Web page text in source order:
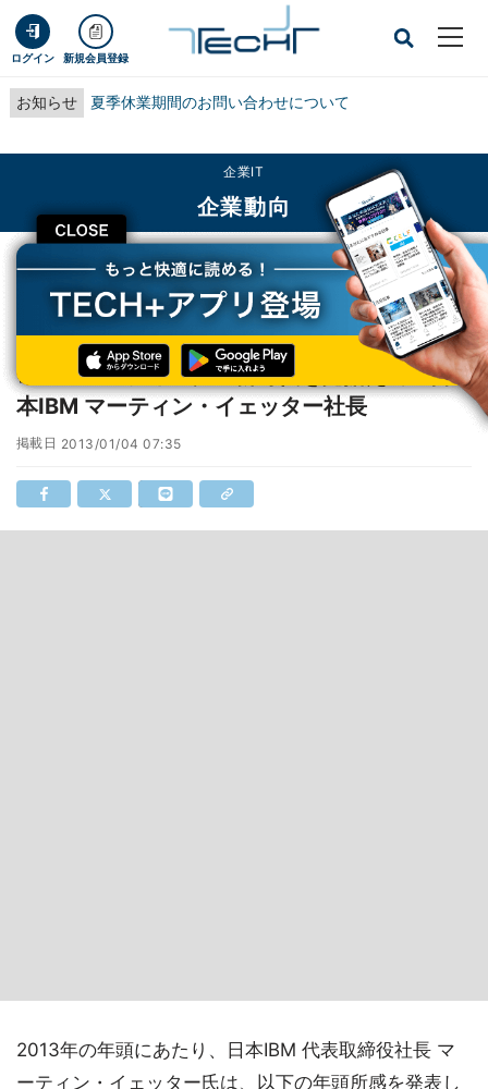
ログイン 新規会員登録
お知らせ 夏季休業期間のお問い合わせについて
CLOSE
企業IT
企業動向
TECH+ 企業IT
企業動向
コンピューティングの新時代を見据えて - 日本IBM マーティン・イェッター社
コンピューティングの新時代を見据えて - 日
本IBM マーティン・イェッター社長
掲載日 2013/01/04 07:35
2013年の年頭にあたり、日本IBM 代表取締役社長 マ
ーティン・イェッター氏は、以下の年頭所感を発表し